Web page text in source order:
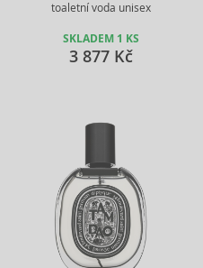
toaletní voda unisex
SKLADEM 1 KS
3 877 Kč